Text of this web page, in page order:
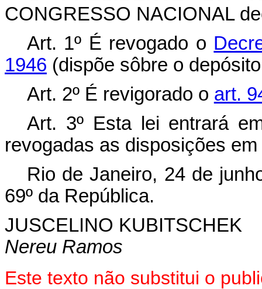
CONGRESSO NACIONAL
Art. 1º É revogado o
1946 (dispõe sôbre o
Art. 2º É revigorado o art.
Art. 3º Esta lei entrará
revogadas as disposições
Rio de Janeiro, 24 de
69º da República.
JUSCELINO KUBITSCHEK
Nereu Ramos
Este texto não substitui o